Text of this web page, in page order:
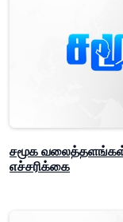
சமூக வலைத்தளங்கள்
எச்சரிக்கை